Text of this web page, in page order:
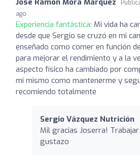
ago
Experiencia fantástica: Mi vida ha
desde que Sergio se cruzó en mi
enseñado como comer en función
para mejorar el rendimiento y a la
aspecto físico ha cambiado por
mi mismo como mantenerme y
recomiendo totalmente
Sergio Vázquez Nutrición
Mil gracias Joserra!
gustazo